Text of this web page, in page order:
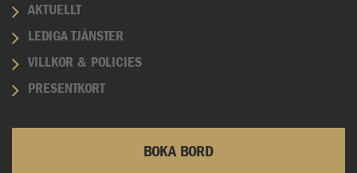
AKTUELLT
LEDIGA TJÄNSTER
VILLKOR & POLICIES
PRESENTKORT
BOKA BORD